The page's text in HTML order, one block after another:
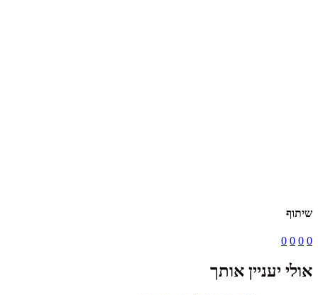
שיתוף
0
0
0
0
אולי יעניין אותך